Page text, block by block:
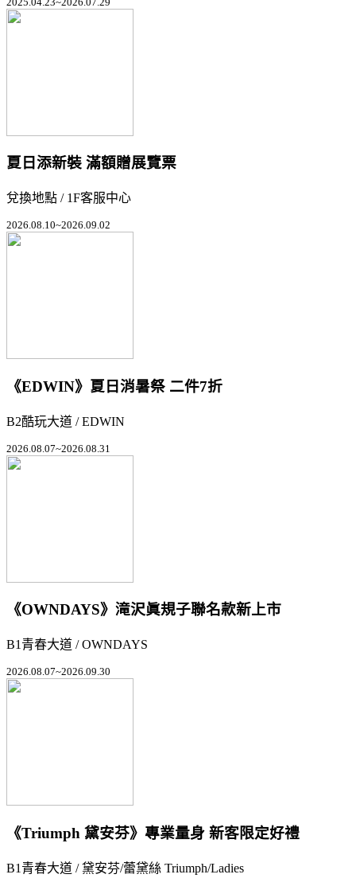
夏日添新裝 滿額贈展覽票
兌換地點 / 1F客服中心
2026.08.10~2026.09.02
《EDWIN》夏日消暑祭 二件7折
B2酷玩大道 / EDWIN
2026.08.07~2026.08.31
《OWNDAYS》滝沢眞規子聯名款新上市
B1青春大道 / OWNDAYS
2026.08.07~2026.09.30
《Triumph 黛安芬》專業量身 新客限定好禮
B1青春大道 / 黛安芬/蕾黛絲 Triumph/Ladies